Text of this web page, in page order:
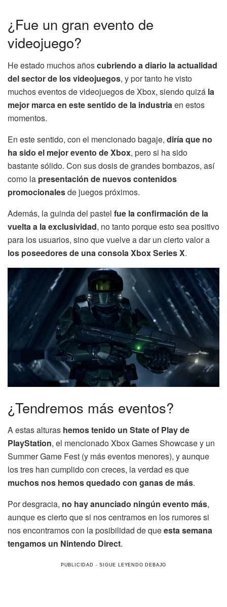
¿Fue un gran evento de
videojuego?
He estado muchos añoscubriendo a diario la actualidad
del sector de los videojuegos, y por tanto he visto
muchos eventos de videojuegos de Xbox, siendo quizá la
mejor marca en este sentido de la industriaen estos
momentos.
En este sentido, con el mencionado bagaje, diría que no
ha sido el mejor evento de Xbox, pero si ha sido
bastante sólido. Con sus dosis de grandes bombazos, así
como la presentación de nuevos contenidos
promocionalesde juegos próximos.
Además, la guinda del pastel fue la confirmación de la
vuelta a la exclusividad, no tanto porque esto sea positivo
para los usuarios, sino que vuelve a dar un cierto valor a
los poseedores de una consola Xbox Series X.
¿Tendremos más eventos?
A estas alturas hemos tenido un State of Play de
PlayStation, el mencionado Xbox Games Showcase y un
Summer Game Fest (y más eventos menores), y aunque
los tres han cumplido con creces, la verdad es que
muchos nos hemos quedado con ganas de más.
Por desgracia, no hay anunciado ningún evento más,
aunque es cierto que si nos centramos en los rumores si
nos encontramos con la posibilidad de queesta semana
tengamos un Nintendo Direct.